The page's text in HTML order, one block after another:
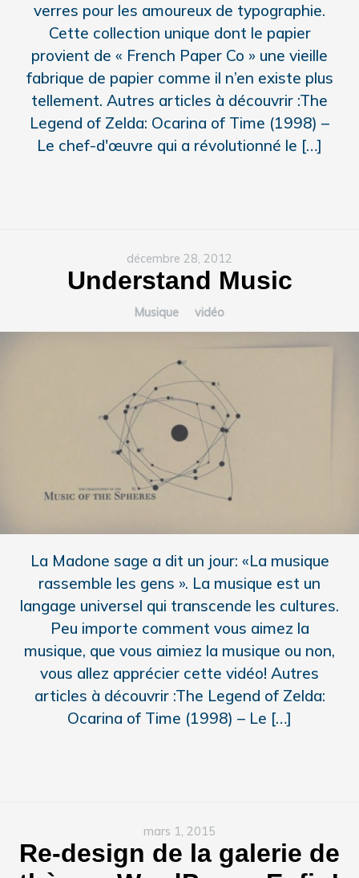
verres pour les amoureux de typographie.
Cette collection unique dont le papier
provient de « French Paper Co » une vieille
fabrique de papier comme il n’en existe plus
tellement. Autres articles à découvrir :The
Legend of Zelda: Ocarina of Time (1998) –
Le chef-d'œuvre qui a révolutionné le […]
décembre 28, 2012
Understand Music
Musique vidéo
La Madone sage a dit un jour: «La musique
rassemble les gens ». La musique est un
langage universel qui transcende les cultures.
Peu importe comment vous aimez la
musique, que vous aimiez la musique ou non,
vous allez apprécier cette vidéo! Autres
articles à découvrir :The Legend of Zelda:
Ocarina of Time (1998) – Le […]
mars 1, 2015
Re-design de la galerie de